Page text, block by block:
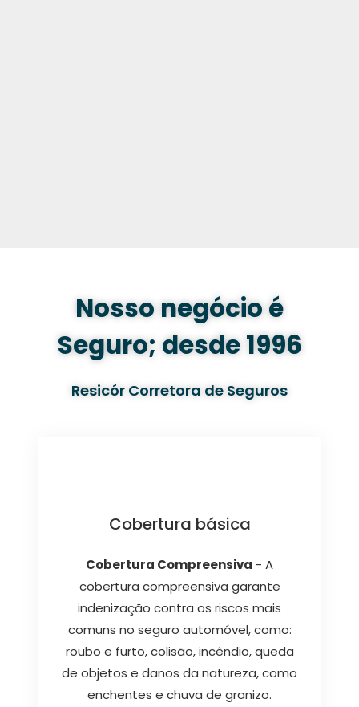
Nosso negócio é
Seguro; desde 1996
Resicór Corretora de Seguros
Cobertura básica
Cobertura Compreensiva - A
cobertura compreensiva garante
indenização contra os riscos mais
comuns no seguro automóvel, como:
roubo e furto, colisão, incêndio, queda
de objetos e danos da natureza, como
enchentes e chuva de granizo.